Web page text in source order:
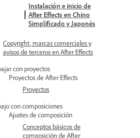
Instalación e inicio de
After Effects en Chino
Simplificado y Japonés
Copyright, marcas comerciales y
avisos de terceros en After Effects
con proyectos
Proyectos de After Effects
Proyectos
con composiciones
Ajustes de composición
Conceptos básicos de
composición de After